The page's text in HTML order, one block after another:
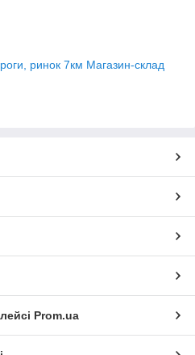
ринок 7км Магазин-склад
Prom.ua